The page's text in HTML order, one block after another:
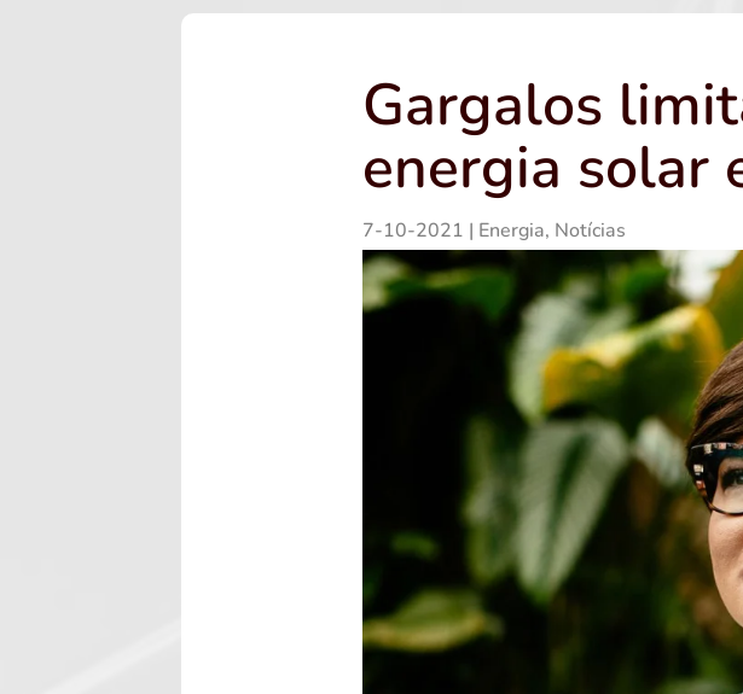
Gargalos
energia solar
7-10-2021 | Energia, Notícias